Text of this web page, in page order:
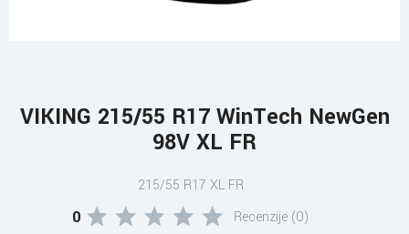
VIKING 215/55 R17 WinTech NewGen
98V XL FR
215/55 R17 XL FR
0 Recenzije (0)